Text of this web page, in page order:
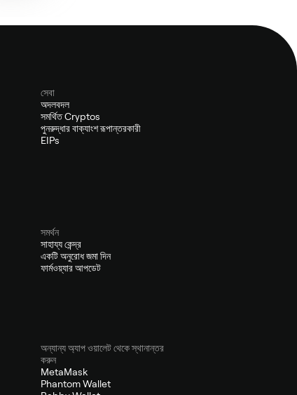
সেবা
অদলবদল
সমর্থিত Cryptos
পুনরুদ্ধার বাক্যাংশ রূপান্তরকারী
EIPs
সমর্থন
সাহায্য কেন্দ্র
একটি অনুরোধ জমা দিন
ফার্মওয়্যার আপডেট
অন্যান্য অ্যাপ ওয়ালেট থেকে স্থানান্তর
করুন
MetaMask
Phantom Wallet